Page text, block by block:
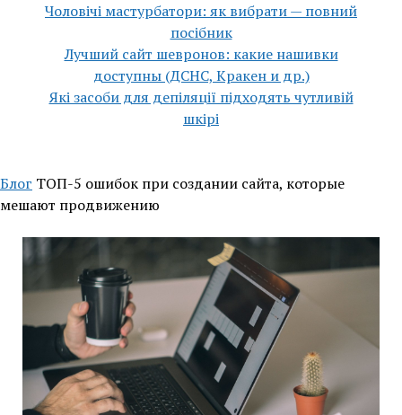
Чоловічі мастурбатори: як вибрати — повний
посібник
Лучший сайт шевронов: какие нашивки
доступны (ДСНС, Кракен и др.)
Які засоби для депіляції підходять чутливій
шкірі
Блог ТОП-5 ошибок при создании сайта, которые
мешают продвижению